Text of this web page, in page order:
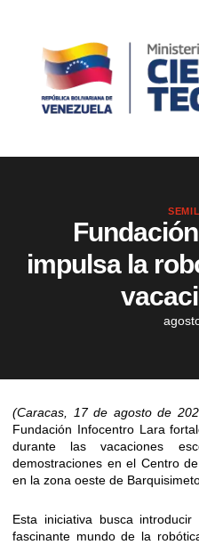
impulsa la
(Caracas, 17 de agosto de
Fundación Infocentro Lara
durante las vacaciones
demostraciones en el Centro
en la zona oeste de
Esta iniciativa busca
fascinante mundo de la